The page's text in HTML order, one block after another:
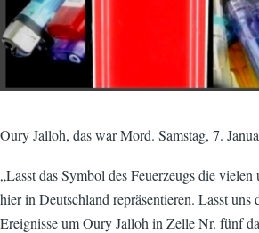
Oury Jalloh, das war Mord. Samstag, 7.
„Lasst das Symbol des Feuerzeugs die
hier in Deutschland repräsentieren. Lasst uns
Ereignisse um Oury Jalloh in Zelle Nr. fünf